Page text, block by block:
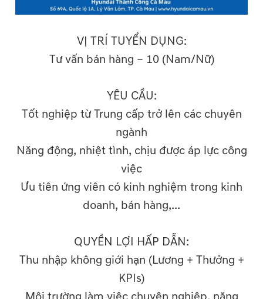
VỊ TRÍ TUYỂN DỤNG:
Tư vấn bán hàng – 10 (Nam/Nữ)
YÊU CẦU:
Tốt nghiệp từ Trung cấp trở lên các chuyên
ngành
Năng động, nhiệt tình, chịu được áp lực công
việc
Ưu tiên ứng viên có kinh nghiệm trong kinh
doanh, bán hàng,...
QUYỀN LỢI HẤP DẪN:
Thu nhập không giới hạn (Lương + Thưởng +
KPIs)